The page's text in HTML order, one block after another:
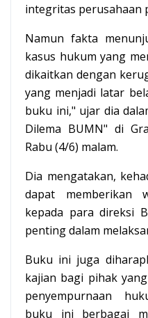
integritas perusahaan
Namun fakta
kasus hukum yang
dikaitkan dengan
yang menjadi latar
buku ini," ujar dia
Dilema BUMN" di
Rabu (4/6) malam.
Dia mengatakan,
dapat memberikan
kepada para direksi
penting dalam
Buku ini juga
kajian bagi pihak
penyempurnaan
buku ini berbagai